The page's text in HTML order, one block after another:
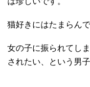
猫好きにはたまらんで
女の子に振られてし
されたい、という男